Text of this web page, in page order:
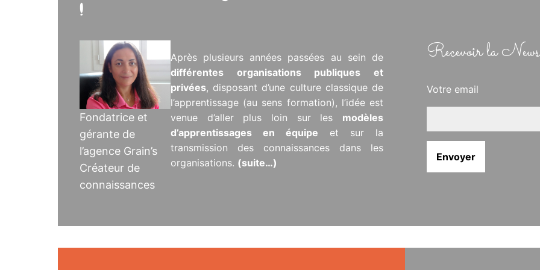
!
Fondatrice et
gérante de
l’agence Grain’s
Créateur de
connaissances
Après plusieurs années passées au sein de
différentes organisations publiques et
privées, disposant d’une culture classique de
l’apprentissage (au sens formation), l’idée est
venue d’aller plus loin sur les modèles
d’apprentissages en équipe et sur la
transmission des connaissances dans les
organisations. (suite…)
Recevoir la
Votre email